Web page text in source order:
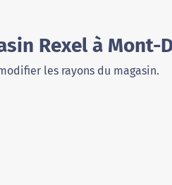
Rexel à Mont-
les rayons du magasin.